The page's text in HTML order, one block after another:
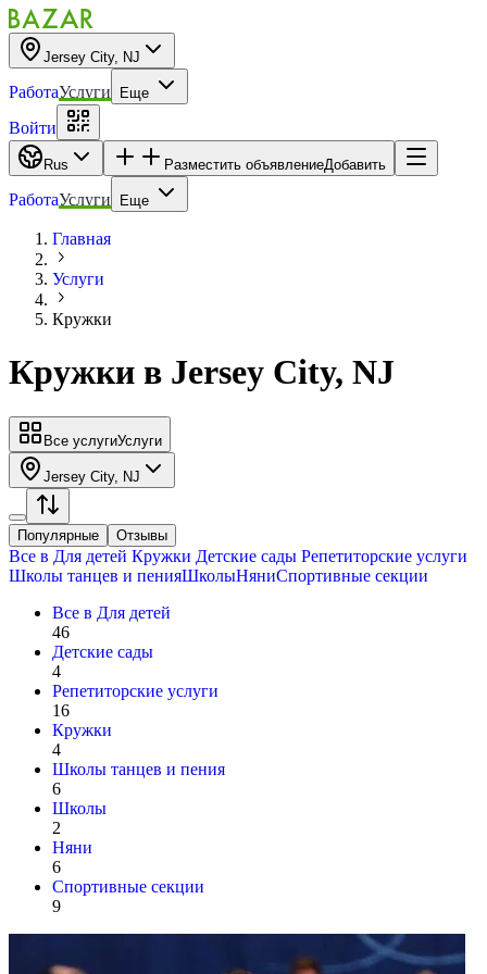
Jersey City, NJ
РаботаУслуги Еще
Войти
Rus Разместить объявлениеДобавить
РаботаУслуги Еще
Главная
Услуги
Кружки
Кружки в Jersey City, NJ
Все услугиУслуги
Jersey City, NJ
Популярные Отзывы
Все в Для детей Кружки Детские сады Репетиторские услуги
Школы танцев и пенияШколыНяниСпортивные секции
Все в Для детей
46
Детские сады
4
Репетиторские услуги
16
Кружки
4
Школы танцев и пения
6
Школы
2
Няни
6
Спортивные секции
9